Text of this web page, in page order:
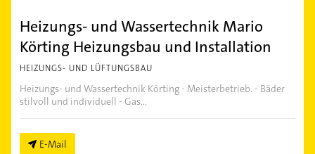
Heizungs- und Wassertechnik Mario
Körting Heizungsbau und Installation
HEIZUNGS- UND LÜFTUNGSBAU
Heizungs- und Wassertechnik Körting - Meisterbetrieb. - Bäder
stilvoll und individuell - Gas...
E-Mail